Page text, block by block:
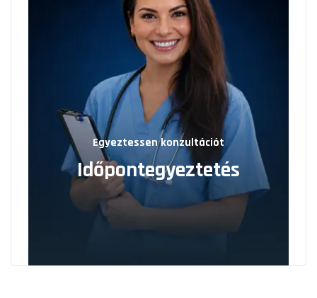
Egyeztessen konzultációt
Időpontegyeztetés